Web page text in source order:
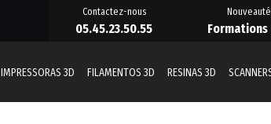
05.45.23.50.55
Contactez-nous
Formations
IMPRESSORAS 3D FILAMENTOS 3D RESINAS 3D